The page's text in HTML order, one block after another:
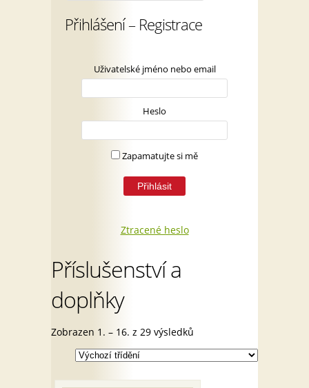
Přihlášení – Registrace
Uživatelské jméno nebo email
Heslo
Zapamatujte si mě
Ztracené heslo
Příslušenství a
doplňky
Zobrazen 1. – 16. z 29 výsledků